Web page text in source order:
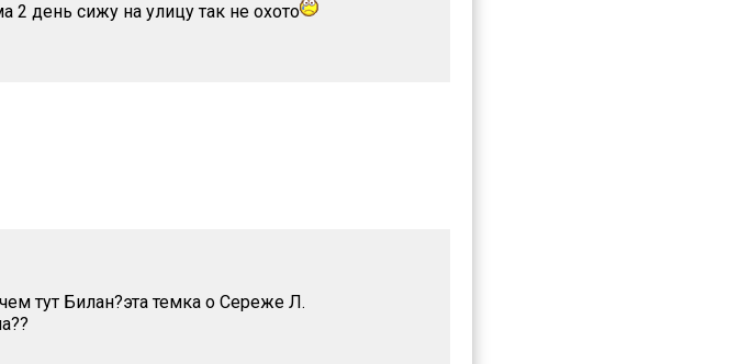
2 день сижу на улицу так не охото
тут Билан?эта темка о Сереже Л.